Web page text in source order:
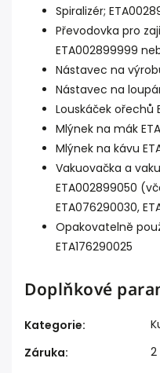
Spiralizér;
Převodovka pro
ETA002899999
Nástavec na
Nástavec na
Louskáček ořechů
Mlýnek na mák
Mlýnek na kávu
Vakuovačka a
ETA002899050
ETA076290030,
Opakovatelně
ETA176290025
Doplňkové
Kategorie:
Záruka:
2